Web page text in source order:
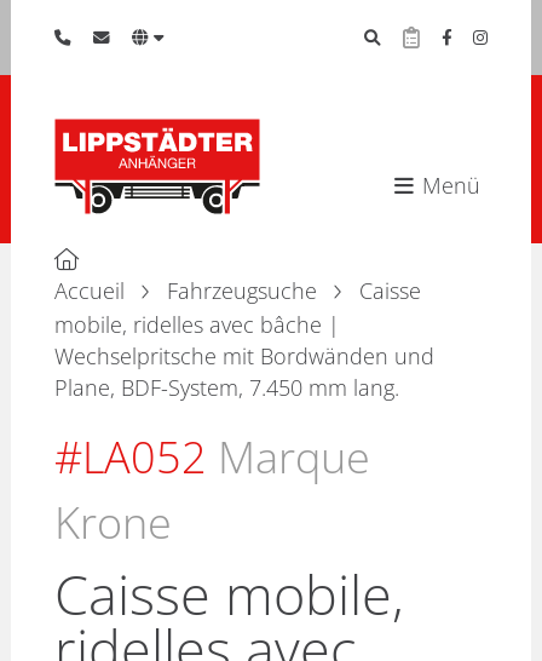
Menü
Accueil Fahrzeugsuche
Caisse
mobile, ridelles avec bâche |
Wechselpritsche mit Bordwänden und
Plane, BDF-System, 7.450 mm lang.
#LA052 Marque
Krone
Caisse mobile,